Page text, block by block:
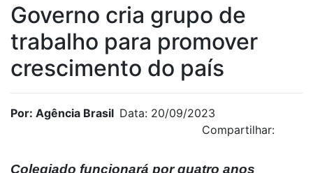
Governo cria grupo de
trabalho para promover
crescimento do país
Por: Agência Brasil Data: 20/09/2023
Compartilhar:
Colegiado funcionará por quatro anos